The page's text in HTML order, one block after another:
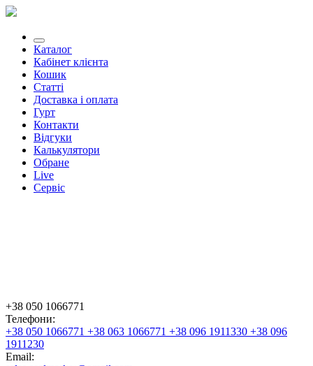
Каталог
Кабінет клієнта
Кошик
Статті
Доставка і оплата
Гурт
Контакти
Відгуки
Калькулятори
Обране
Live
Сервіс
+38 050 1066771
Телефони:
+38 050 1066771 +38 063 1066771 +38 096 1911330 +38 096
1911230
Email: